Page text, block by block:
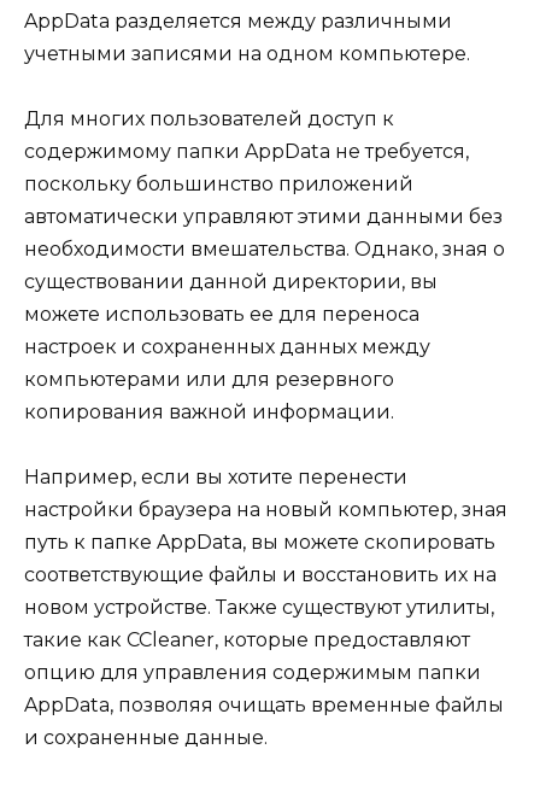
AppData разделяется между различными
учетными записями на одном компьютере.
Для многих пользователей доступ к
содержимому папки AppData не требуется,
поскольку большинство приложений
автоматически управляют этими данными без
необходимости вмешательства. Однако, зная о
существовании данной директории, вы
можете использовать ее для переноса
настроек и сохраненных данных между
компьютерами или для резервного
копирования важной информации.
Например, если вы хотите перенести
настройки браузера на новый компьютер, зная
путь к папке AppData, вы можете скопировать
соответствующие файлы и восстановить их на
новом устройстве. Также существуют утилиты,
такие как CCleaner, которые предоставляют
опцию для управления содержимым папки
AppData, позволяя очищать временные файлы
и сохраненные данные.